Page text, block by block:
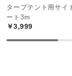
て
中
型
直径 約3.2cm
タープテント用サイ
ート3m
￥3,999